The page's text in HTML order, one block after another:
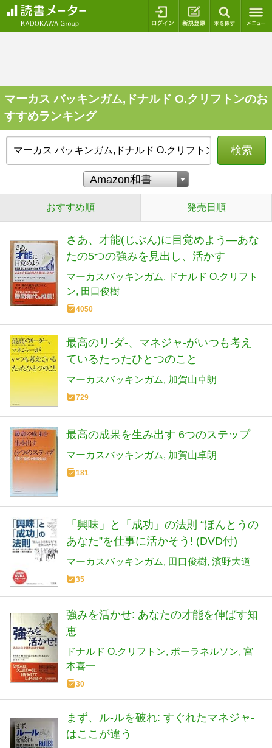
ログイン 新規登録
マーカス バッキンガム,ドナルド O.クリフトンのお
すすめランキング
検索
おすすめ順 発売日順
さあ、才能(じぶん)に目覚めよう―あな
たの5つの強みを見出し、活かす
マーカスバッキンガム
ドナルド O.クリフト
ン
田口俊樹
4050
最高のリ-ダ-、マネジャ-がいつも考え
ているたったひとつのこと
マーカスバッキンガム 加賀山卓朗
729
最高の成果を生み出す 6つのステップ
マーカスバッキンガム 加賀山卓朗
181
「興味」と「成功」の法則 “ほんとうの
あなた”を仕事に活かそう! (DVD付)
マーカスバッキンガム 田口俊樹 濱野大道
35
強みを活かせ: あなたの才能を伸ばす知
恵
ドナルド O.クリフトン ポーラネルソン 宮
本喜一
30
まず、ル-ルを破れ: すぐれたマネジャ-
はここが違う